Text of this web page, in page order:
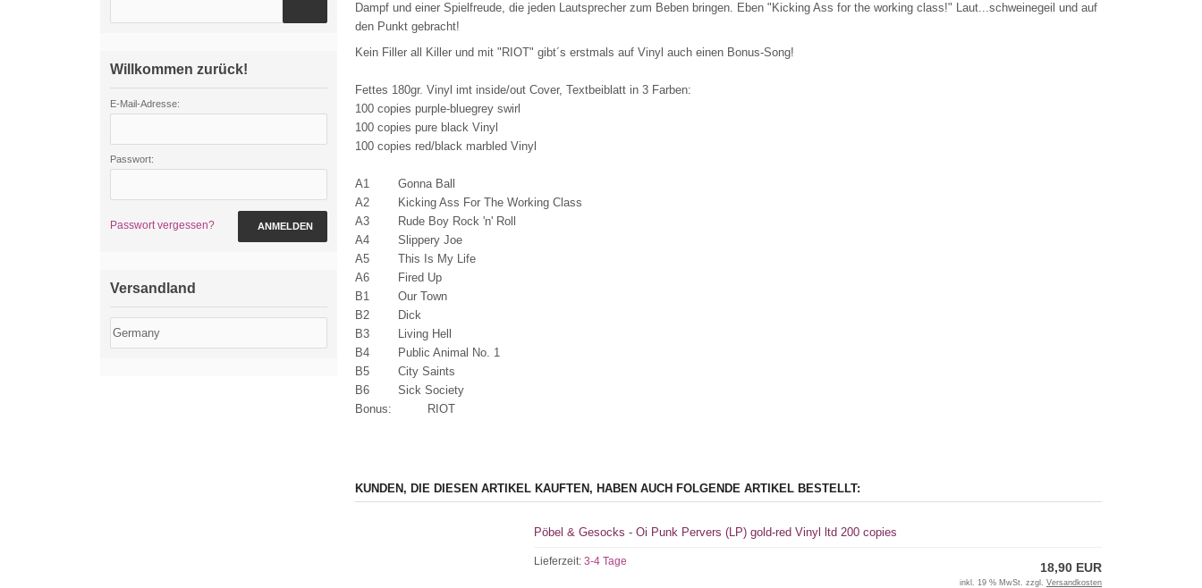
Dampf und einer Spielfreude, die jeden Lautsprecher zum Beben bringen. Eben "Kicking Ass for the working class!" Laut...schweinegeil und auf
den Punkt gebracht!
Kein Filler all Killer und mit "RIOT" gibt´s erstmals auf Vinyl auch einen Bonus-Song!
Fettes 180gr. Vinyl imt inside/out Cover, Textbeiblatt in 3 Farben:
100 copies purple-bluegrey swirl
100 copies pure black Vinyl
100 copies red/black marbled Vinyl
A1 Gonna Ball
A2 Kicking Ass For The Working Class
A3 Rude Boy Rock 'n' Roll
A4 Slippery Joe
A5 This Is My Life
A6 Fired Up
B1 Our Town
B2 Dick
B3 Living Hell
B4 Public Animal No. 1
B5 City Saints
B6 Sick Society
Bonus: RIOT
KUNDEN, DIE DIESEN ARTIKEL KAUFTEN, HABEN AUCH FOLGENDE ARTIKEL BESTELLT:
Pöbel & Gesocks - Oi Punk Pervers (LP) gold-red Vinyl ltd 200 copies
Lieferzeit:3-4 Tage 18,90 EUR
inkl. 19 % MwSt. zzgl. Versandkosten
Willkommen zurück!
E-Mail-Adresse:
Passwort:
Passwort vergessen? ANMELDEN
Versandland